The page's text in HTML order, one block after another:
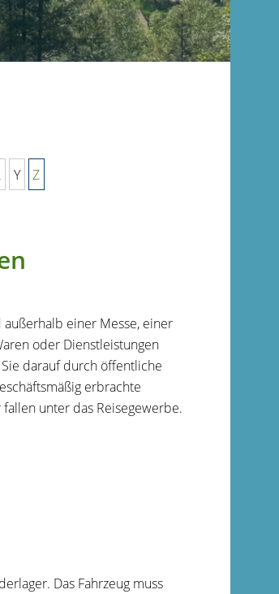
Y Z
einer Messe, einer
oder Dienstleistungen
darauf durch öffentliche
erbrachte
unter das Reisegewerbe.
Das Fahrzeug muss